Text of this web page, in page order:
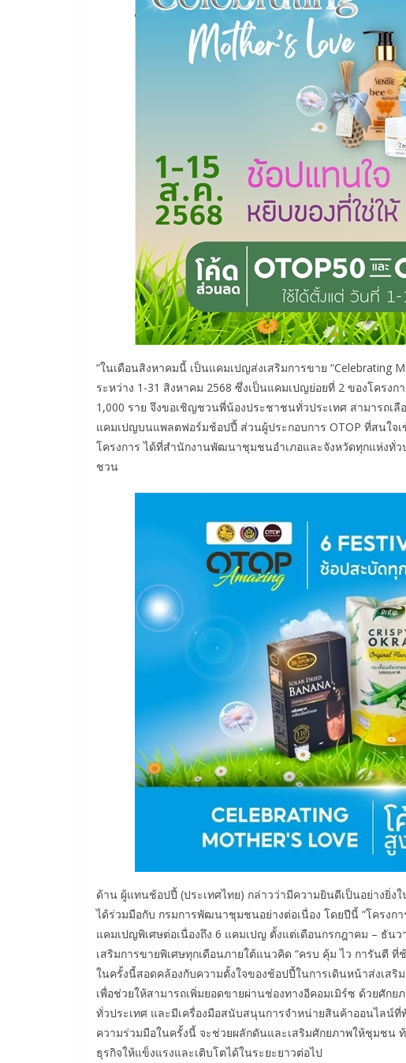
“ในเดือนสิงหาคมนี้ เป็นแคมเปญส่งเสริมการขาย “Celebrating
ระหว่าง 1-31 สิงหาคม 2568 ซึ่งเป็นแคมเปญย่อยที่ 2 ของโครง
1,000 ราย จึงขอเชิญชวนพี่น้องประชาชนทั่วประเทศ สามารถเ
แคมเปญบนแพลตฟอร์มช้อปปี้ ส่วนผู้ประกอบการ OTOP ที่สนใจ
โครงการ ได้ที่สำนักงานพัฒนาชุมชนอำเภอและจังหวัดทุกแห่งทั่
ชวน
ด้าน ผู้แทนช้อปปี้ (ประเทศไทย) กล่าวว่ามีความยินดีเป็นอย่างยิ่ง
ได้ร่วมมือกับ กรมการพัฒนาชุมชนอย่างต่อเนื่อง โดยปีนี้ “โครงก
แคมเปญพิเศษต่อเนื่องถึง 6 แคมเปญ ตั้งแต่เดือนกรกฎาคม – ธัน
เสริมการขายพิเศษทุกเดือนภายใต้แนวคิด “ครบ คุ้ม ไว การันตี
ในครั้งนี้สอดคล้องกับความตั้งใจของช้อปปี้ในการเดินหน้าส่ง
เพื่อช่วยให้สามารถเพิ่มยอดขายผ่านช่องทางอีคอมเมิร์ซ ด้วยศัก
ทั่วประเทศ และมีเครื่องมือสนับสนุนการจำหน่ายสินค้าออนไลน์
ความร่วมมือในครั้งนี้ จะช่วยผลักดันและเสริมศักยภาพให้ชุมชน
ธุรกิจให้แข็งแรงและเติบโตได้ในระยะยาวต่อไป